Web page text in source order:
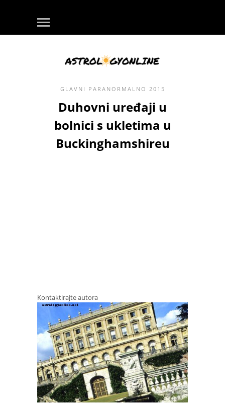
GLAVNI PARANORMALNO 2015
Duhovni uređaji u
bolnici s ukletima u
Buckinghamshireu
Kontaktirajte autora